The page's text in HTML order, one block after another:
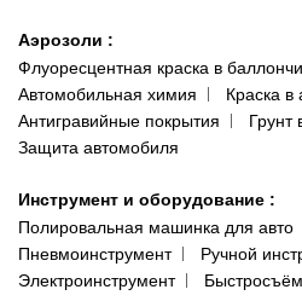
Аэрозоли :
Флуоресцентная краска в
Автомобильная химия
Краска в
Антигравийные покрытия
Грунт
Защита автомобиля
Инструмент и оборудование :
Полировальная машинка для авто
Пневмоинструмент
Ручной
Электроинструмент